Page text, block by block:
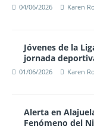
04/06/2026 Karen
Jóvenes de la
jornada
01/06/2026 Karen
Alerta en
Fenómeno del